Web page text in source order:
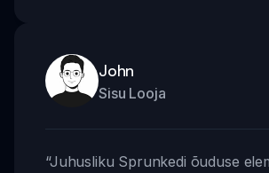
John
Sisu Looja
“Juhusliku Sprunkedi õuduse